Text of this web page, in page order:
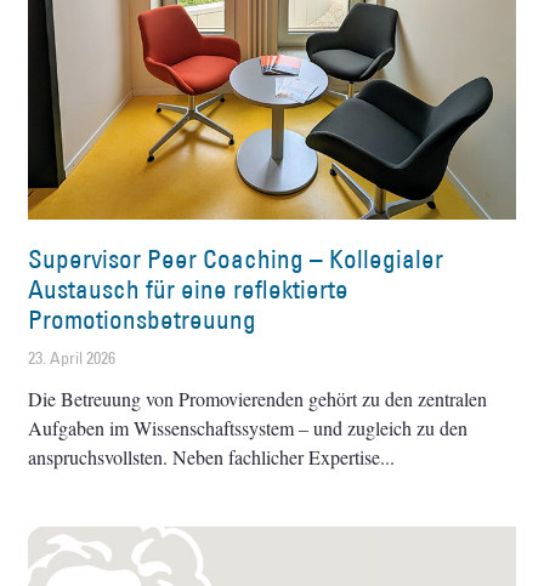
Supervisor Peer Coaching – Kollegialer
Austausch für eine reflektierte
Promotionsbetreuung
23. April 2026
Die Betreuung von Promovierenden gehört zu den zentralen
Aufgaben im Wissenschaftssystem – und zugleich zu den
anspruchsvollsten. Neben fachlicher Expertise